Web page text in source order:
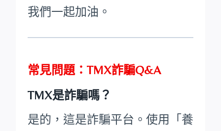
我們一起加油。
常見問題：TMX詐騙Q&A
TMX是詐騙嗎？
是的，這是詐騙平台。使用「養